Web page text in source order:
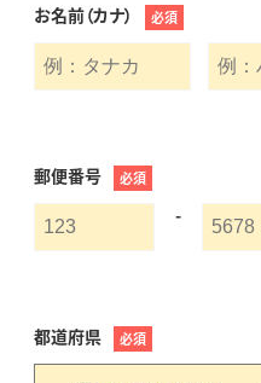
お名前（カナ） 必須
郵便番号 必須
-
都道府県 必須